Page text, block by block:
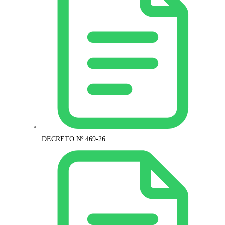
DECRETO Nº 469-26